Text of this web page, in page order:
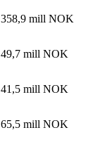
358,9 mill NOK
49,7 mill NOK
41,5 mill NOK
65,5 mill NOK